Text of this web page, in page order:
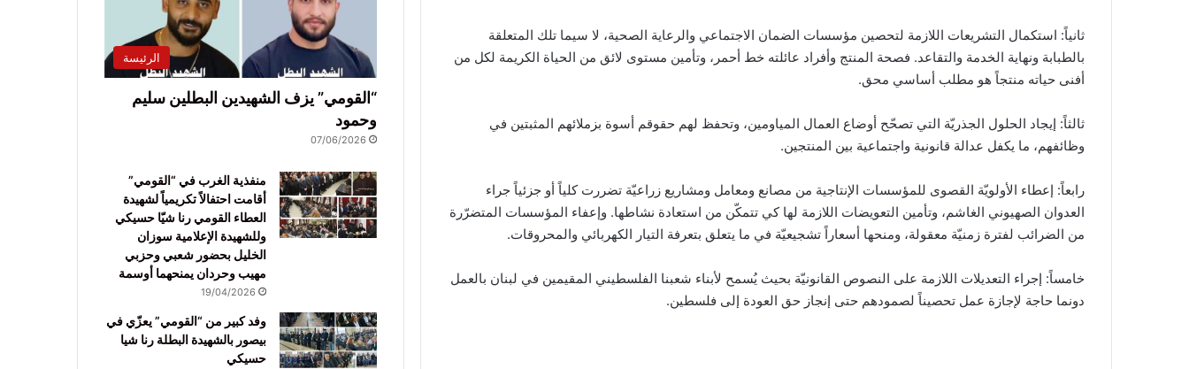
ثانياً: استكمال التشريعات اللازمة لتحصين مؤسسات الضمان الاجتماعي والرعاية الصحية، لا سيما تلك المتعلقة
بالطبابة ونهاية الخدمة والتقاعد. فصحة المنتج وأفراد عائلته خط أحمر، وتأمين مستوى لائق من الحياة الكريمة لكل من
أفنى حياته منتجاً هو مطلب أساسي محق.
ثالثاً: إيجاد الحلول الجذريّة التي تصحّح أوضاع العمال المياومين، وتحفظ لهم حقوقم أسوة بزملائهم المثبتين في
وظائفهم، ما يكفل عدالة قانونية واجتماعية بين المنتجين.
رابعاً: إعطاء الأولويّة القصوى للمؤسسات الإنتاجية من مصانع ومعامل ومشاريع زراعيّة تضررت كلياً أو جزئياً جراء
العدوان الصهيوني الغاشم، وتأمين التعويضات اللازمة لها كي تتمكّن من استعادة نشاطها. وإعفاء المؤسسات المتضرّرة
من الضرائب لفترة زمنيّة معقولة، ومنحها أسعاراً تشجيعيّة في ما يتعلق بتعرفة التيار الكهربائي والمحروقات.
خامساً: إجراء التعديلات اللازمة على النصوص القانونيّة بحيث يُسمح لأبناء شعبنا الفلسطيني المقيمين في لبنان بالعمل
دونما حاجة لإجازة عمل تحصيناً لصمودهم حتى إنجاز حق العودة إلى فلسطين.
الرئيسة
“القومي” يزف الشهيدين البطلين سليم
وحمود
07/06/2026
منفذية الغرب في “القومي”
أقامت احتفالاً تكريمياً لشهيدة
العطاء القومي رنا شيّا حسيكي
وللشهيدة الإعلامية سوزان
الخليل بحضور شعبي وحزبي
مهيب وحردان يمنحهما أوسمة
19/04/2026
وفد كبير من “القومي” يعزّي في
بيصور بالشهيدة البطلة رنا شيا
حسيكي